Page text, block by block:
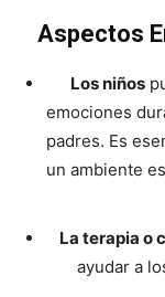
Aspectos
Los niños
emociones
padres. Es
un ambiente
La terapia o
ayudar a